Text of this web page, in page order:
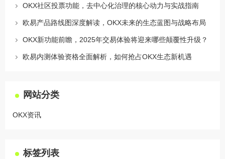
OKX社区投票功能，去中心化治理的核心动力与实战指南
欧易产品路线图深度解读，OKX未来的生态蓝图与战略布局
OKX新功能前瞻，2025年交易体验将迎来哪些颠覆性升级？
欧易内测体验资格全面解析，如何抢占OKX生态新机遇
网站分类
OKX资讯
标签列表